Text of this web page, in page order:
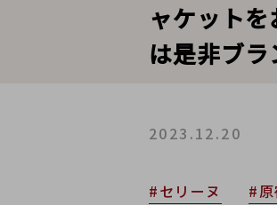
ャケット
は是非ブラ
2023.12.20
#セリーヌ #